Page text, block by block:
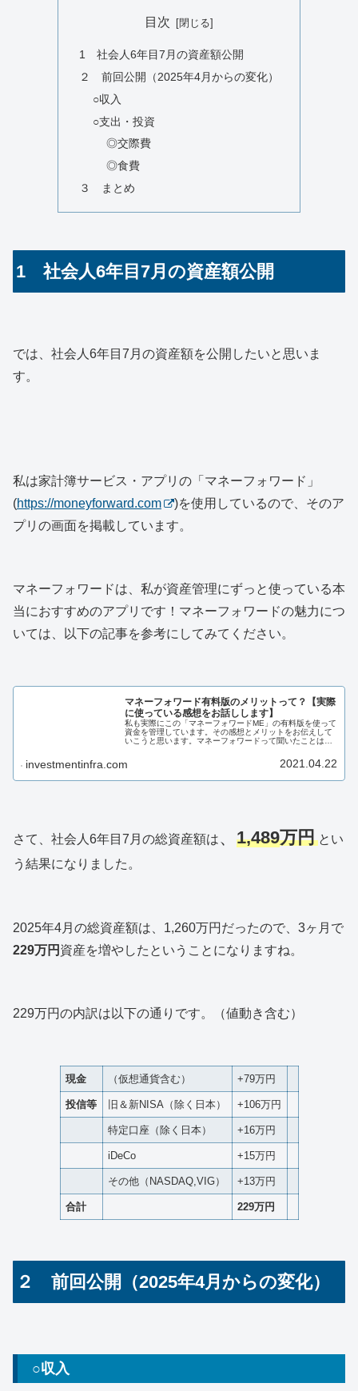
目次
1 社会人6年目7月の資産額公開
２ 前回公開（2025年4月からの変化）
○収入
○支出・投資
◎交際費
◎食費
３ まとめ
1 社会人6年目7月の資産額公開
では、社会人6年目7月の資産額を公開したいと思いま
す。
私は家計簿サービス・アプリの「マネーフォワード」
(https://moneyforward.com
)を使用しているので、そのア
プリの画面を掲載しています。
マネーフォワードは、私が資産管理にずっと使っている本
当におすすめのアプリです！マネーフォワードの魅力につ
いては、以下の記事を参考にしてみてください。
マネーフォワード有料版のメリットって？【実際
に使っている感想をお話しします】
私も実際にこの「マネーフォワードME」の有料版を使って
資金を管理しています。その感想とメリットをお伝えして
いこうと思います。マネーフォワードって聞いたことはあ
ォワード有料版の使い勝手が気になる方におすすめです。
investmentinfra.com 2021.04.22
さて、社会人6年目7月の総資産額は、 1,489万円 とい
う結果になりました。
2025年4月の総資産額は、1,260万円だったので、3ヶ月で
229万円 資産を増やしたということになりますね。
229万円の内訳は以下の通りです。（値動き含む）
現金 （仮想通貨含む） +79万円
投信等 旧＆新NISA（除く日本） +106万円
特定口座（除く日本） +16万円
iDeCo +15万円
その他（NASDAQ,VIG） +13万円
合計 229万円
２ 前回公開（2025年4月からの変化）
○収入